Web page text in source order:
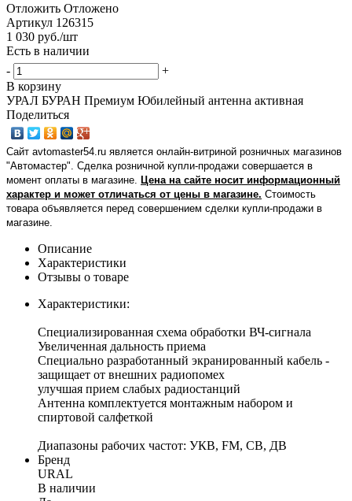
Отложить Отложено
Артикул 126315
1 030 руб./шт
Есть в наличии
-
+
В корзину
УРАЛ БУРАН Премиум Юбилейный антенна активная
Поделиться
Сайт avtomaster54.ru является онлайн-витриной розничных магазинов
"Автомастер". Сделка розничной купли-продажи совершается в
момент оплаты в магазине.
Цена на сайте носит информационный
характер и может отличаться от цены в магазине. Стоимость
товара объявляется перед совершением сделки купли-продажи в
магазине
Описание
Характеристики
Отзывы о товаре
Характеристики:
Специализированная схема обработки ВЧ-сигнала
Увеличенная дальность приема
Специально разработанный экранированный кабель -
защищает от внешних радиопомех
улучшая прием слабых радиостанций
Антенна комплектуется монтажным набором и
спиртовой салфеткой
Диапазоны рабочих частот: УКВ, FM, СВ, ДВ
Бренд
URAL
В наличии